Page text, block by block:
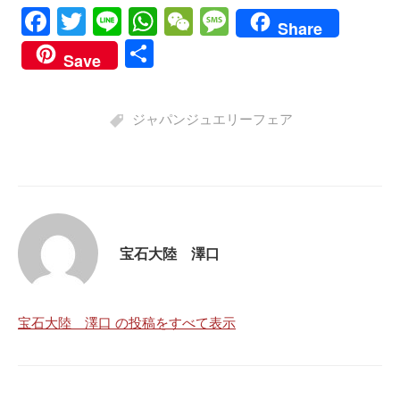
Fa
ce
bo
T
wi
tte
Li
ne
W
A
pp
W
ha
t
M
es
ge
Share
Save
ジャパンジュエリーフェア
宝石大陸 澤口
宝石大陸 澤口 の投稿をすべて表示